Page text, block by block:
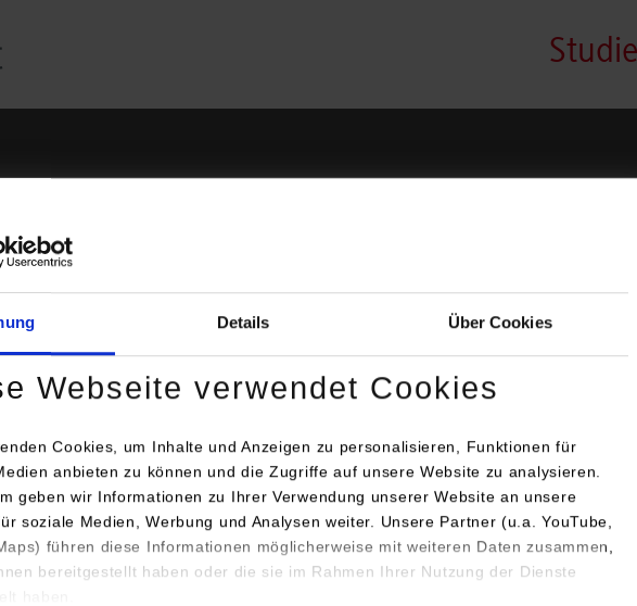
Details Über Cookies
Webseite verwendet Cookies
Cookies, um Inhalte und Anzeigen zu personalisieren, Funktionen für
anbieten zu können und die Zugriffe auf unsere Website zu analysieren.
geben wir Informationen zu Ihrer Verwendung unserer Website an unsere
soziale Medien, Werbung und Analysen weiter. Unsere Partner (u.a. YouTube,
führen diese Informationen möglicherweise mit weiteren Daten zusammen,
bereitgestellt haben oder die sie im Rahmen Ihrer Nutzung der Dienste
Dr. Monika Kochanowski
Studiengangsleiterin Informatik
Lerchenstraße 1
70174Stuttgart
Tel.:
0711/1849-4583
Fax: 0711/1849-4510
monika.kochanowski@dhbw-stuttgart.de